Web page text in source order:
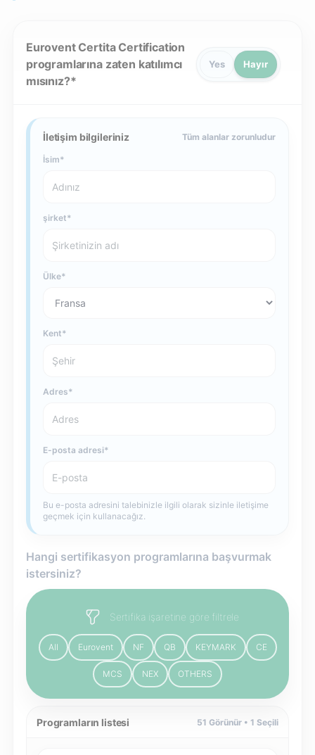
Eurovent Certita Certification
programlarına zaten katılımcı
mısınız?
Yes Hayır
İletişim bilgileriniz Tüm alanlar zorunludur
İsim
şirket
Ülke
Kent
Adres
E-posta adresi
Bu e-posta adresini talebinizle ilgili olarak sizinle iletişime
geçmek için kullanacağız.
Hangi sertifikasyon programlarına başvurmak
istersiniz?
Sertifika işaretine göre filtrele
All Eurovent NF QB KEYMARK CE
MCS NEX OTHERS
Programların listesi 51 Görünür •1 Seçili